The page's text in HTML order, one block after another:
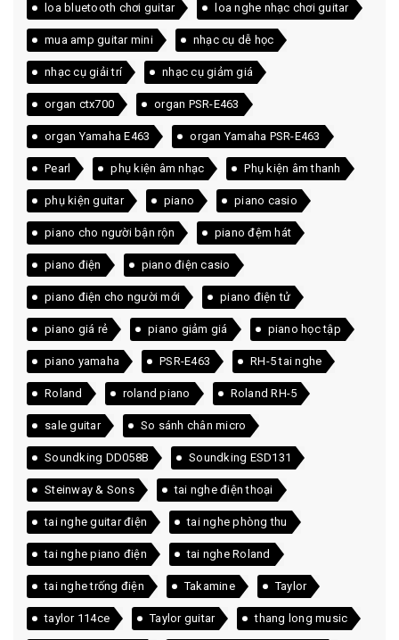
loa bluetooth chơi guitar loa nghe nhạc chơi guitar
mua amp guitar mini nhạc cụ dễ học
nhạc cụ giải trí nhạc cụ giảm giá
organ ctx700 organ PSR-E463
organ Yamaha E463 organ Yamaha PSR-E463
Pearl phụ kiện âm nhạc Phụ kiện âm thanh
phụ kiện guitar piano piano casio
piano cho người bận rộn piano đệm hát
piano điện piano điện casio
piano điện cho người mới piano điện tử
piano giá rẻ piano giảm giá piano học tập
piano yamaha PSR-E463 RH-5 tai nghe
Roland roland piano Roland RH-5
sale guitar So sánh chân micro
Soundking DD058B Soundking ESD131
Steinway & Sons tai nghe điện thoại
tai nghe guitar điện tai nghe phòng thu
tai nghe piano điện tai nghe Roland
tai nghe trống điện Takamine Taylor
taylor 114ce Taylor guitar thang long music